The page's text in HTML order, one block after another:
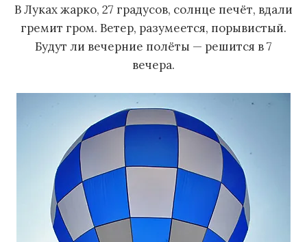
В Луках жарко, 27 градусов, солнце печёт, вдали
гремит гром. Ветер, разумеется, порывистый.
Будут ли вечерние полёты — решится в 7
вечера.